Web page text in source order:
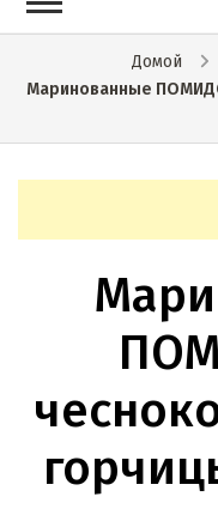
Домой
Маринованные